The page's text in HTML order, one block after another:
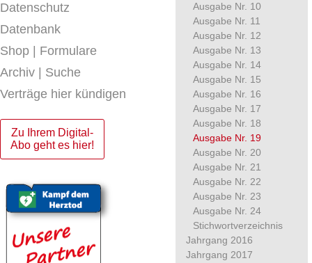
Datenschutz
Datenbank
Shop | Formulare
Archiv | Suche
Verträge hier kündigen
Zu Ihrem Digital-
Abo geht es hier!
Ausgabe Nr. 10
Ausgabe Nr. 11
Ausgabe Nr. 12
Ausgabe Nr. 13
Ausgabe Nr. 14
Ausgabe Nr. 15
Ausgabe Nr. 16
Ausgabe Nr. 17
Ausgabe Nr. 18
Ausgabe Nr. 19
Ausgabe Nr. 20
Ausgabe Nr. 21
Ausgabe Nr. 22
Ausgabe Nr. 23
Ausgabe Nr. 24
Stichwortverzeichnis
Jahrgang 2016
Jahrgang 2017